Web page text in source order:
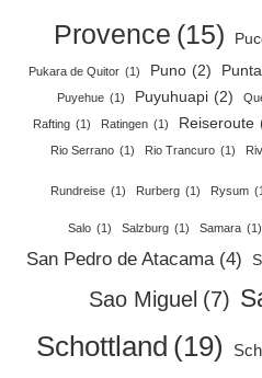
Provence (15)
Pukara de Quitor (1) Puno (2)
Puyehue (1) Puyuhuapi (2)
Rafting (1) Ratingen (1) Reiseroute
Rio Serrano (1) Rio Trancuro (1)
Rundreise (1) Rurberg (1) Rysum
Salo (1) Salzburg (1) Samara (1)
San Pedro de Atacama (4)
Sao Miguel (7)
Schottland (19)